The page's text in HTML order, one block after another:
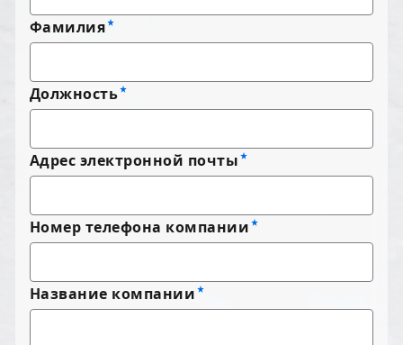
Фамилия
Должность
Адрес электронной почты
Номер телефона компании
Название компании